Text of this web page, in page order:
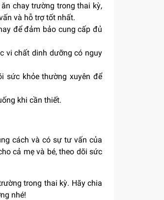
chay trường trong thai kỳ,
và hỗ trợ tốt nhất.
để đảm bảo cung cấp đủ
vi chất dinh dưỡng có nguy
sức khỏe thường xuyên để
khi cần thiết.
cách và có sự tư vấn của
cả mẹ và bé, theo dõi sức
trong thai kỳ. Hãy chia
nhé!